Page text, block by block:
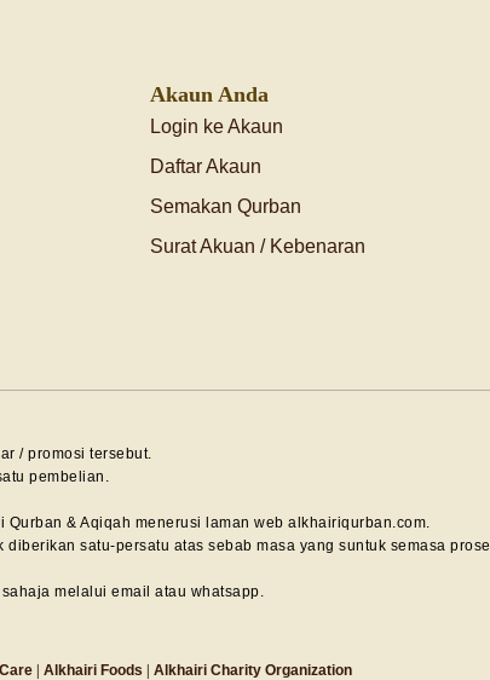
Akaun Anda
Login ke Akaun
Daftar Akaun
Semakan Qurban
Surat Akuan / Kebenaran
/ promosi tersebut.
pembelian.
& Aqiqah menerusi laman web alkhairiqurban.com.
satu-persatu atas sebab masa yang suntuk semasa
melalui email atau whatsapp.
Alkhairi Foods Alkhairi Charity Organization